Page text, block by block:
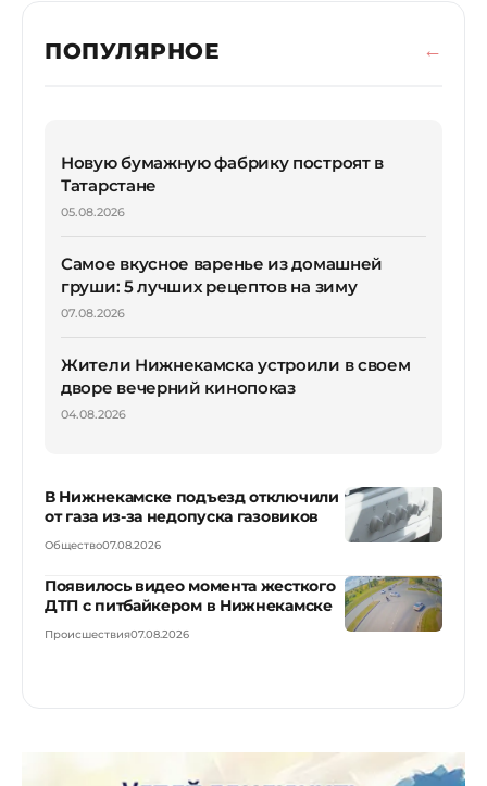
ПОПУЛЯРНОЕ
Новую бумажную фабрику построят в
Татарстане
05.08.2026
Самое вкусное варенье из домашней
груши: 5 лучших рецептов на зиму
07.08.2026
Жители Нижнекамска устроили в своем
дворе вечерний кинопоказ
04.08.2026
В Нижнекамске подъезд отключили
от газа из-за недопуска газовиков
Общество07.08.2026
Появилось видео момента жесткого
ДТП с питбайкером в Нижнекамске
Происшествия07.08.2026